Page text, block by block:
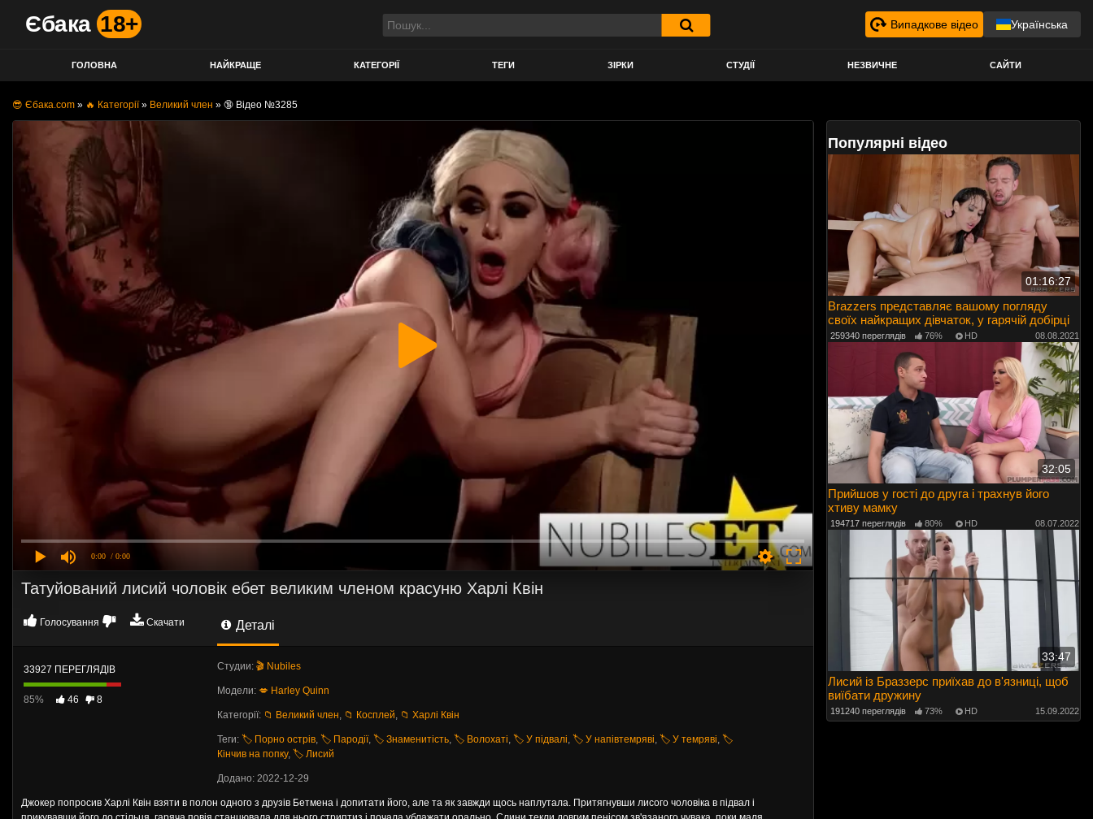
Єбака 18+ Випадкове відео Українська
ГОЛОВНА НАЙКРАЩЕ КАТЕГОРІЇ ТЕГИ ЗІРКИ СТУДІЇ НЕЗВИЧНЕ САЙТИ
😎 Єбака.com » 🔥 Категорії» Великий член » 🔞 Відео №3285
0:00 / 0:00
Татуйований лисий чоловік ебет великим членом красуню Харлі Квін
Голосування Скачати Деталі
33927 ПЕРЕГЛЯДІВ
85% 46 8
Студии: 🎬 Nubiles
Модели: 💋 Harley Quinn
Категорії: 📁 Великий член, 📁 Косплей, 📁 Харлі Квін
Теги: 🏷️ Порно острів, 🏷️ Пародії, 🏷️ Знаменитість, 🏷️ Волохаті, 🏷️ У підвалі, 🏷️ У напівтемряві, 🏷️ У темряві, 🏷️
Кінчив на попку, 🏷️ Лисий
Додано: 2022-12-29
Джокер попросив Харлі Квін взяти в полон одного з друзів Бетмена і допитати його, але та як завжди щось наплутала. Притягнувши лисого чоловіка в підвал і
Популярні відео
01:16:27
Brazzers представляє вашому погляду
своїх найкращих дівчаток, у гарячій добірці
259340 переглядів 76% HD 08.08.2021
32:05
Прийшов у гості до друга і трахнув його
хтиву мамку
194717 переглядів 80% HD 08.07.2022
33:47
Лисий із Браззерс приїхав до в'язниці, щоб
виїбати дружину
191240 переглядів 73% HD 15.09.2022